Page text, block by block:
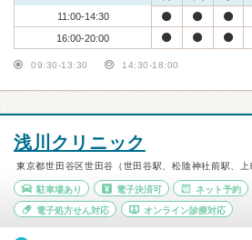
11:00-14:30
16:00-20:00
09:30-13:30 14:30-18:00
浅川クリニック
東京都世田谷区世田谷（世田谷駅、松陰神社前駅、上
駐車場あり 電子決済可 ネット予約
電子処方せん対応 オンライン診療対応